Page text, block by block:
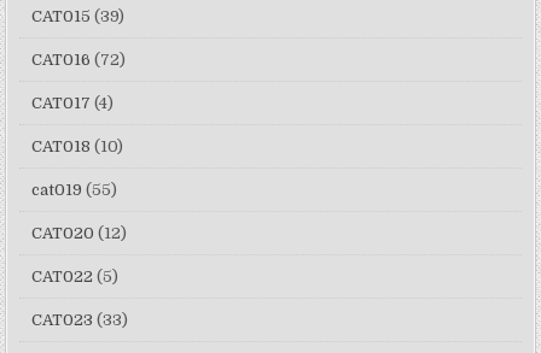
CAT015 (39)
CAT016 (72)
CAT017 (4)
CAT018 (10)
cat019 (55)
CAT020 (12)
CAT022 (5)
CAT023 (33)